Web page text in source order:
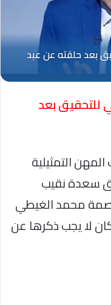
للتحقيق بعد
التمثيلية
سعدة نقيب
محمد الغيطي
لا يجب ذكرها عن